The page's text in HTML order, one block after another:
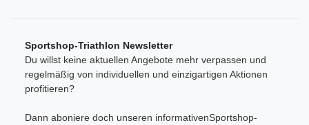
Sportshop-Triathlon Newsletter
Du willst keine aktuellen Angebote mehr verpassen und
regelmäßig von individuellen und einzigartigen Aktionen
profitieren?
Dann aboniere doch unseren informativenSportshop-